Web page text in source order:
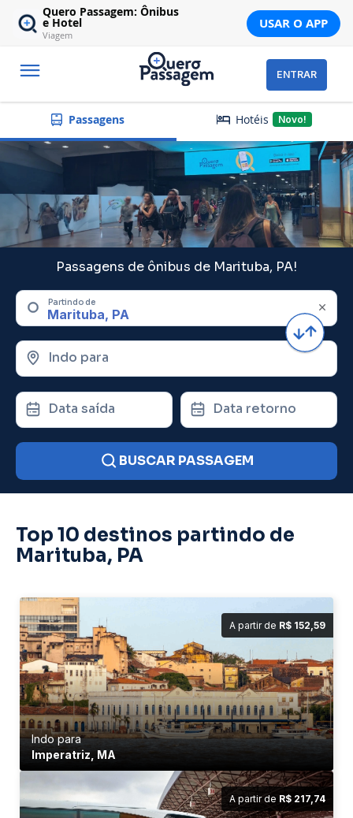
Quero Passagem: Ônibus
e Hotel
Viagem
USAR O APP
ENTRAR
Passagens Hotéis Novo!
Passagens de ônibus de Marituba, PA!
Partindo de
Indo para
Data saída Data retorno
BUSCAR PASSAGEM
Top 10 destinos partindo de
Marituba, PA
A partir de R$ 152,59
Indo para
Imperatriz, MA
A partir de R$ 217,74